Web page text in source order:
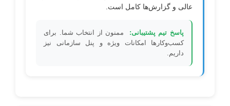
عالی و گزارش‌ها کامل است.
پاسخ تیم پشتیبانی:
ممنون از انتخاب شما. برای
کسب‌وکارها امکانات ویژه و پنل سازمانی نیز
داریم.